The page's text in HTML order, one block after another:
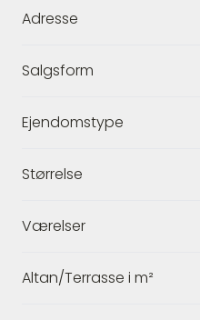
Adresse
Salgsform
Ejendomstype
Størrelse
Værelser
Altan/Terrasse i m²